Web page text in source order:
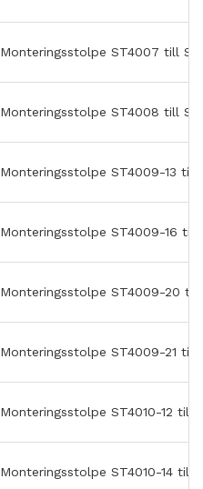
Monteringsstolpe ST4007 till
Monteringsstolpe ST4008 till
Monteringsstolpe ST4009-13 till
Monteringsstolpe ST4009-16 till
Monteringsstolpe ST4009-20 till
Monteringsstolpe ST4009-21 till
Monteringsstolpe ST4010-12 till
Monteringsstolpe ST4010-14 till